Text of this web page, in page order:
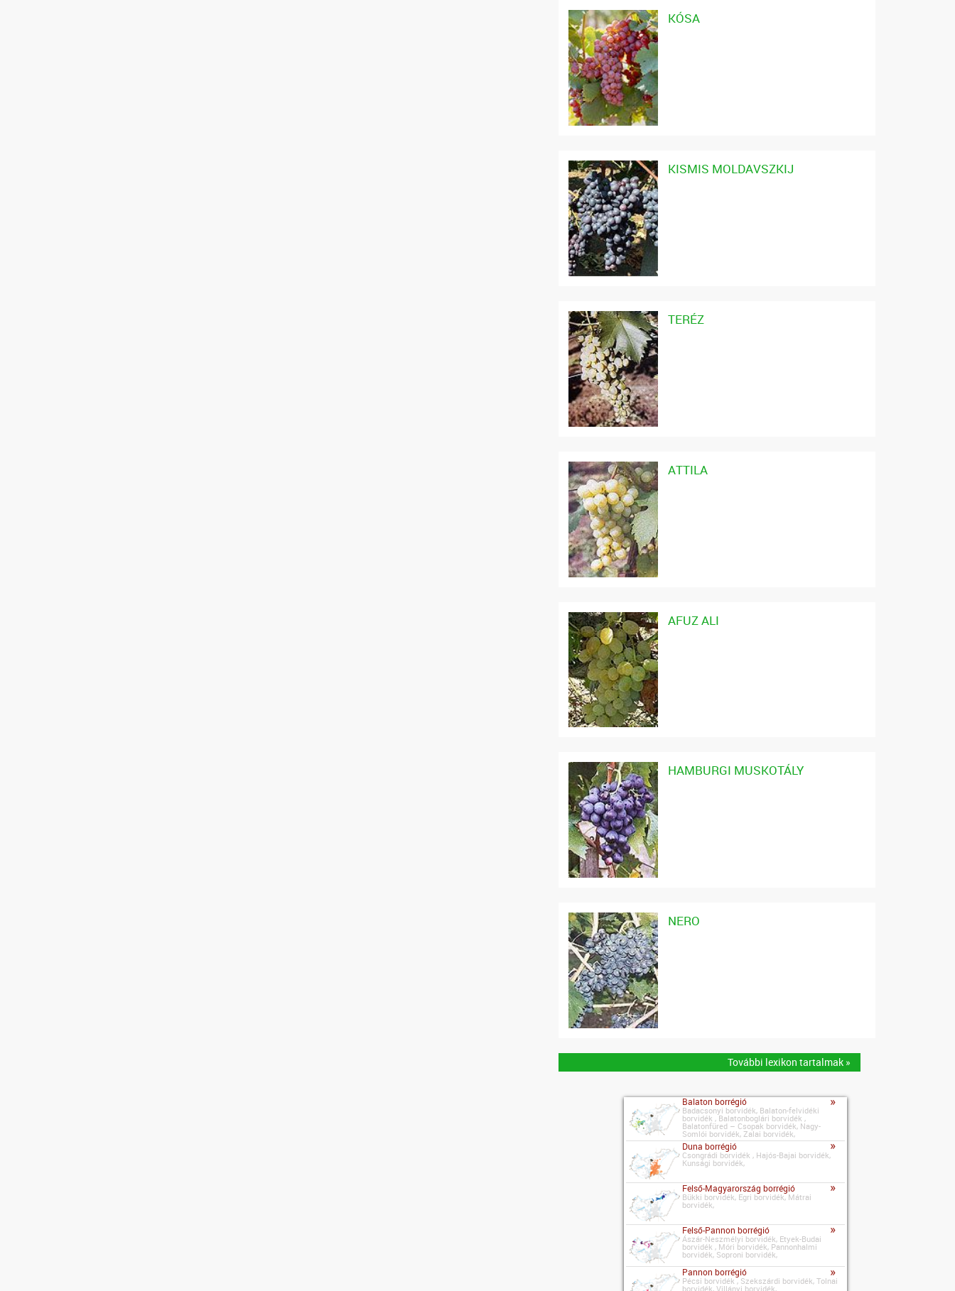
KÓSA
KISMIS MOLDAVSZKIJ
TERÉZ
ATTILA
AFUZ ALI
HAMBURGI MUSKOTÁLY
NERO
További lexikon tartalmak »
Balaton borrégió »
Badacsonyi borvidék, Balaton-felvidéki
borvidék , Balatonboglári borvidék ,
Balatonfüred – Csopak borvidék, Nagy-
Somlói borvidék, Zalai borvidék,
Duna borrégió »
Csongrádi borvidék , Hajós-Bajai borvidék,
Kunsági borvidék,
Felső-Magyarország borrégió »
Bükki borvidék, Egri borvidék, Mátrai
borvidék,
Felső-Pannon borrégió »
Ászár-Neszmélyi borvidék, Etyek-Budai
borvidék , Móri borvidék, Pannonhalmi
borvidék, Soproni borvidék,
Pannon borrégió »
Pécsi borvidék , Szekszárdi borvidék, Tolnai
borvidék, Villányi borvidék,